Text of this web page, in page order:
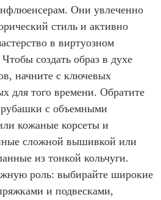
Они увлеченно
стиль и активно
в виртуозном
создать образ в духе
начните с ключевых
для того времени. Обратите
с объемными
кожаные корсеты и
сложной вышивкой или
из тонкой кольчуги.
роль: выбирайте широкие
и подвесками,